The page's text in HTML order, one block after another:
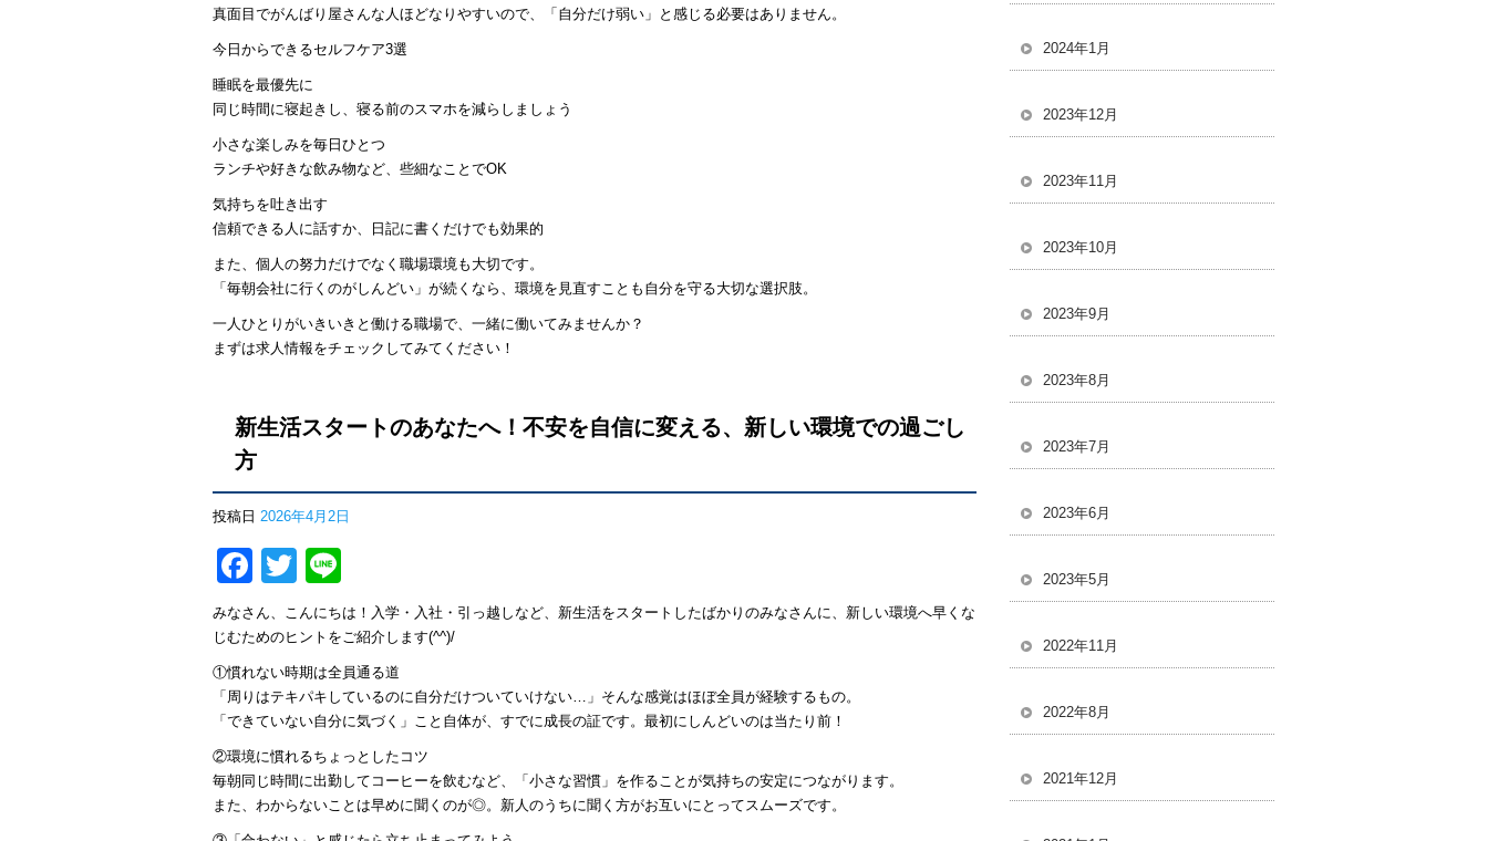
真面目でがんばり屋さんな人ほどなりやすいので、「自分だけ弱い」と感じる必要はありません。
今日からできるセルフケア3選
睡眠を最優先に
同じ時間に寝起きし、寝る前のスマホを減らしましょう
小さな楽しみを毎日ひとつ
ランチや好きな飲み物など、些細なことでOK
気持ちを吐き出す
信頼できる人に話すか、日記に書くだけでも効果的
また、個人の努力だけでなく職場環境も大切です。
「毎朝会社に行くのがしんどい」が続くなら、環境を見直すことも自分を守る大切な選択肢。
一人ひとりがいきいきと働ける職場で、一緒に働いてみませんか？
まずは求人情報をチェックしてみてください！
新生活スタートのあなたへ！不安を自信に変える、新しい環境での過ごし
方
投稿日 2026年4月2日
Facebook
Twitter
みなさん、こんにちは！入学・入社・引っ越しなど、新生活をスタートしたばかりのみなさんに、新しい環境へ早くな
じむためのヒントをご紹介します(^^)/
①慣れない時期は全員通る道
「周りはテキパキしているのに自分だけついていけない…」そんな感覚はほぼ全員が経験するもの。
「できていない自分に気づく」こと自体が、すでに成長の証です。最初にしんどいのは当たり前！
②環境に慣れるちょっとしたコツ
毎朝同じ時間に出勤してコーヒーを飲むなど、「小さな習慣」を作ることが気持ちの安定につながります。
また、わからないことは早めに聞くのが◎。新人のうちに聞く方がお互いにとってスムーズです。
2024年1月
2023年12月
2023年11月
2023年10月
2023年9月
2023年8月
2023年7月
2023年6月
2023年5月
2022年11月
2022年8月
2021年12月